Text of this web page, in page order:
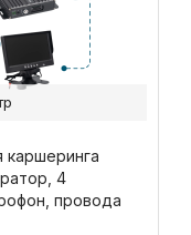
4
провода